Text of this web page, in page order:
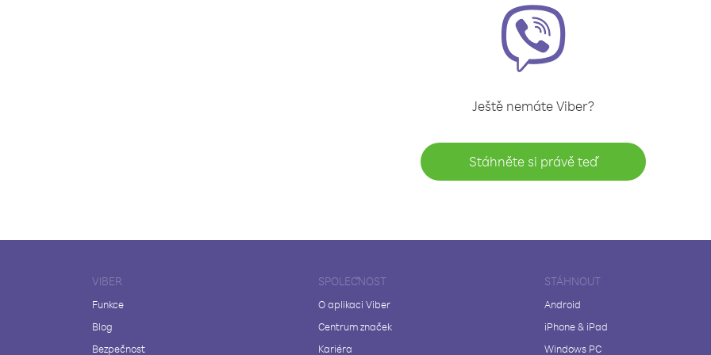
Ještě nemáte Viber?
Stáhněte si právě teď
VIBER
Funkce
Blog
Bezpečnost
SPOLEČNOST
O aplikaci Viber
Centrum značek
Kariéra
STÁHNOUT
Android
iPhone & iPad
Windows PC